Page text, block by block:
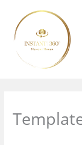
content